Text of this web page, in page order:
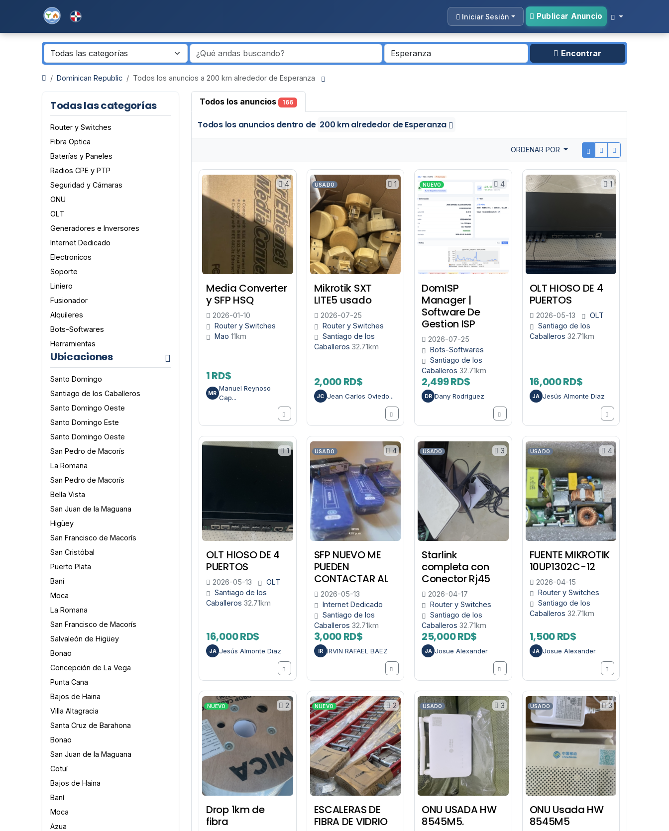
Iniciar Sesión Publicar Anuncio
Encontrar
Dominican Republic Todos los anuncios a 200 km alrededor de Esperanza
Todas las categorías
Router y Switches
Fibra Optica
Baterías y Paneles
Radios CPE y PTP
Seguridad y Cámaras
ONU
OLT
Generadores e Inversores
Internet Dedicado
Electronicos
Soporte
Liniero
Fusionador
Alquileres
Bots-Softwares
Herramientas
Ubicaciones
Santo Domingo
Santiago de los Caballeros
Santo Domingo Oeste
Santo Domingo Este
Santo Domingo Oeste
San Pedro de Macorís
La Romana
San Pedro de Macorís
Bella Vista
San Juan de la Maguana
Higüey
San Francisco de Macorís
San Cristóbal
Puerto Plata
Baní
Moca
La Romana
San Francisco de Macorís
Salvaleón de Higüey
Bonao
Concepción de La Vega
Punta Cana
Bajos de Haina
Villa Altagracia
Santa Cruz de Barahona
Bonao
San Juan de la Maguana
Cotuí
Bajos de Haina
Baní
Moca
Azua
Todos los anuncios 166
Todos los anunciosdentro de 200 km alrededor de Esperanza
ORDENAR POR
4
Media Converter
y SFP HSQ
2026-01-10
Router y Switches
Mao 11km
1 RD$
MR
Manuel Reynoso
Cap...
1
USADO
Mikrotik SXT
LITE5 usado
2026-07-25
Router y Switches
Santiago de los
Caballeros 32.71km
2,000 RD$
JC Jean Carlos Oviedo...
4
NUEVO
DomISP
Manager |
Software De
Gestion ISP
2026-07-25
Bots-Softwares
Santiago de los
Caballeros 32.71km
2,499 RD$
DR Dany Rodriguez
1
OLT HIOSO DE 4
PUERTOS
2026-05-13
OLT
Santiago de los
Caballeros 32.71km
16,000 RD$
JA Jesús Almonte Diaz
1
OLT HIOSO DE 4
PUERTOS
2026-05-13
OLT
Santiago de los
Caballeros 32.71km
16,000 RD$
JA Jesús Almonte Diaz
4
USADO
SFP NUEVO ME
PUEDEN
CONTACTAR AL
2026-05-13
Internet Dedicado
Santiago de los
Caballeros 32.71km
3,000 RD$
IR IRVIN RAFAEL BAEZ
3
USADO
Starlink
completa con
Conector Rj45
2026-04-17
Router y Switches
Santiago de los
Caballeros 32.71km
25,000 RD$
JA Josue Alexander
4
USADO
FUENTE MIKROTIK
10UP1302C-12
2026-04-15
Router y Switches
Santiago de los
Caballeros 32.71km
1,500 RD$
JA Josue Alexander
2
NUEVO
Drop 1km de
fibra
2
NUEVO
ESCALERAS DE
FIBRA DE VIDRIO
3
USADO
ONU USADA HW
8545M5.
3
USADO
ONU Usada HW
8545M5